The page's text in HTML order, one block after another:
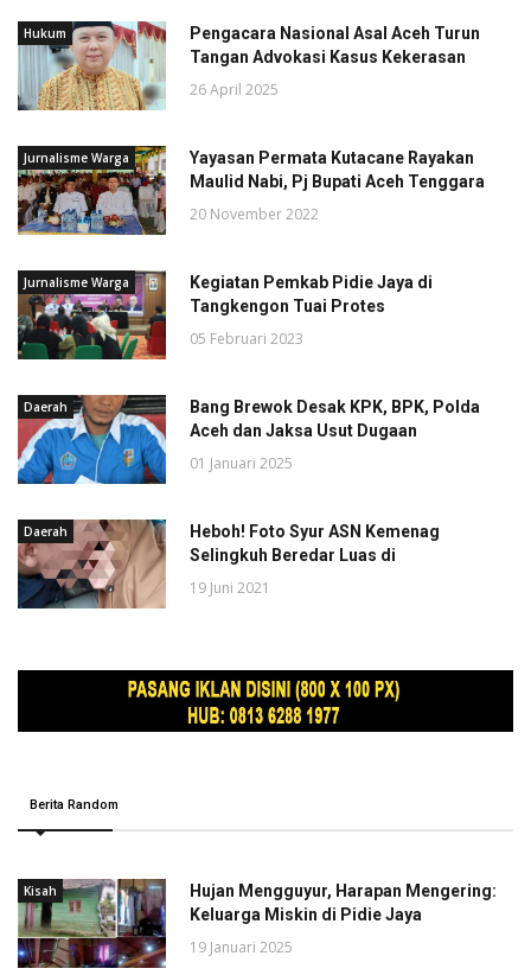
Hukum
Pengacara Nasional Asal Aceh Turun
Tangan Advokasi Kasus Kekerasan
26 April 2025
Jurnalisme Warga
Yayasan Permata Kutacane Rayakan
Maulid Nabi, Pj Bupati Aceh Tenggara
20 November 2022
Jurnalisme Warga
Kegiatan Pemkab Pidie Jaya di
Tangkengon Tuai Protes
05 Februari 2023
Daerah
Bang Brewok Desak KPK, BPK, Polda
Aceh dan Jaksa Usut Dugaan
01 Januari 2025
Daerah
Heboh! Foto Syur ASN Kemenag
Selingkuh Beredar Luas di
19 Juni 2021
Berita Random
Kisah
Hujan Mengguyur, Harapan Mengering:
Keluarga Miskin di Pidie Jaya
19 Januari 2025